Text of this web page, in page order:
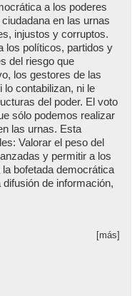
a los poderes
en las urnas
injustos y corruptos.
los políticos, partidos y
del riesgo que
los gestores de las
contabilizan, ni le
del poder. El voto
sólo podemos realizar
las urnas. Esta
Valorar el peso del
y permitir a los
bofetada democrática
de información,
[más]